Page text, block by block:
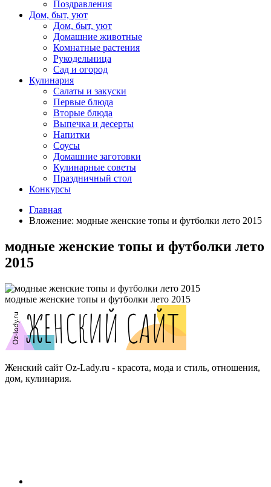
Поздравления
Дом, быт, уют
Дом, быт, уют
Домашние животные
Комнатные растения
Рукодельница
Сад и огород
Кулинария
Салаты и закуски
Первые блюда
Вторые блюда
Выпечка и десерты
Напитки
Соусы
Домашние заготовки
Кулинарные советы
Праздничный стол
Конкурсы
Главная
Вложение: модные женские топы и футболки лето 2015
модные женские топы и футболки лето
2015
модные женские топы и футболки лето 2015
Женский сайт Oz-Lady.ru - красота, мода и стиль, отношения,
дом, кулинария.